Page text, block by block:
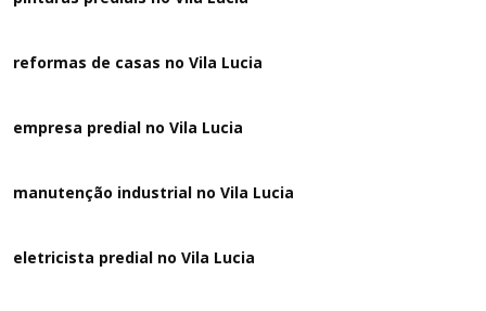
reformas de casas no Vila Lucia
empresa predial no Vila Lucia
manutenção industrial no Vila Lucia
eletricista predial no Vila Lucia